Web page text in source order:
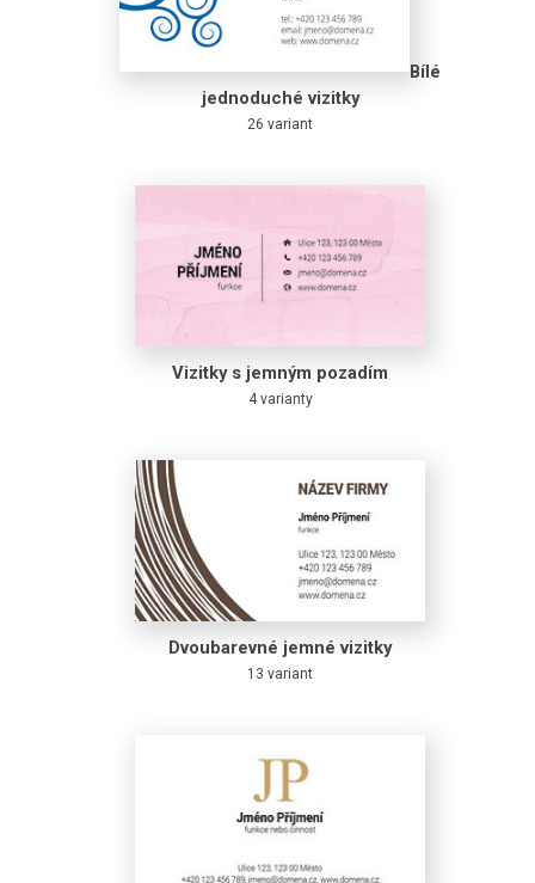
Bílé
jednoduché vizitky
26 variant
Vizitky s jemným pozadím
4 varianty
Dvoubarevné jemné vizitky
13 variant